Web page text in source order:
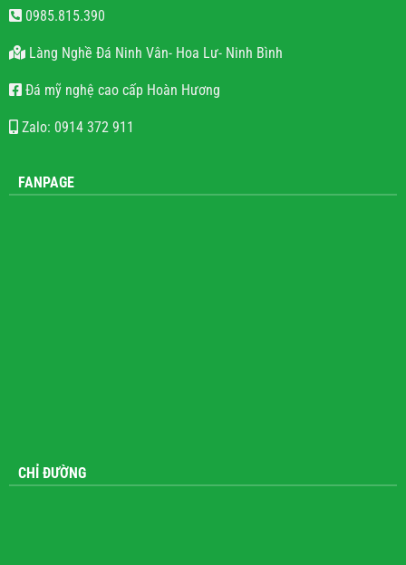
0985.815.390
Làng Nghề Đá Ninh Vân- Hoa Lư- Ninh Bình
Đá mỹ nghệ cao cấp Hoàn Hương
Zalo: 0914 372 911
FANPAGE
CHỈ ĐƯỜNG